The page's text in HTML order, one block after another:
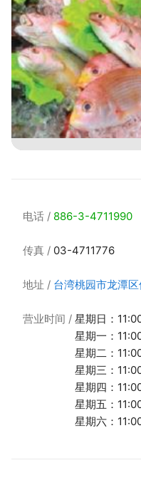
电话 886-3-4711990
传真 03-4711776
地址 台湾桃园市龙潭
营业时间
星期日：
星期一：
星期二：
星期三：
星期四：
星期五：
星期六：